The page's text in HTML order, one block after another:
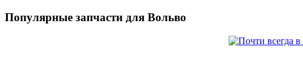
Популярные запчасти для Вольво